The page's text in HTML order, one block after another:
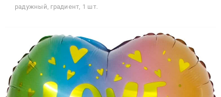
Корзина
Избранное
радужный, градиент, 1 шт.